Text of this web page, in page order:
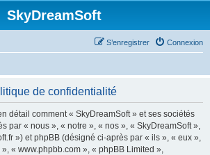
SkyDreamSoft
Connexion
S’enregistrer
de confidentialité
détail comment « SkyDreamSoft » et ses sociétés
par « nous », « notre », « nos », « SkyDreamSoft »,
») et phpBB (désigné ci-après par « ils », « eux »,
« www.phpbb.com », « phpBB Limited »,